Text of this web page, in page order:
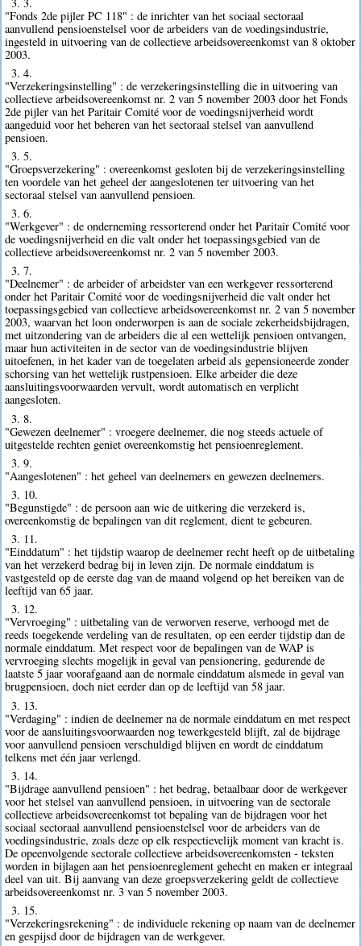
"Fonds 2de pijler PC 118" : de inrichter van het sociaal sectoraal
aanvullend pensioenstelsel voor de arbeiders van de voedingsindustrie,
ingesteld in uitvoering van de collectieve arbeidsovereenkomst van 8 oktober
2003.
3. 4.
"Verzekeringsinstelling" : de verzekeringsinstelling die in uitvoering van
collectieve arbeidsovereenkomst nr. 2 van 5 november 2003 door het Fonds
2de pijler van het Paritair Comité voor de voedingsnijverheid wordt
aangeduid voor het beheren van het sectoraal stelsel van aanvullend
pensioen.
3. 5.
"Groepsverzekering" : overeenkomst gesloten bij de verzekeringsinstelling
ten voordele van het geheel der aangeslotenen ter uitvoering van het
sectoraal stelsel van aanvullend pensioen.
3. 6.
"Werkgever" : de onderneming ressorterend onder het Paritair Comité voor
de voedingsnijverheid en die valt onder het toepassingsgebied van de
collectieve arbeidsovereenkomst nr. 2 van 5 november 2003.
3. 7.
"Deelnemer" : de arbeider of arbeidster van een werkgever ressorterend
onder het Paritair Comité voor de voedingsnijverheid die valt onder het
toepassingsgebied van collectieve arbeidsovereenkomst nr. 2 van 5 november
2003, waarvan het loon onderworpen is aan de sociale zekerheidsbijdragen,
met uitzondering van de arbeiders die al een wettelijk pensioen ontvangen,
maar hun activiteiten in de sector van de voedingsindustrie blijven
uitoefenen, in het kader van de toegelaten arbeid als gepensioneerde zonder
schorsing van het wettelijk rustpensioen. Elke arbeider die deze
aansluitingsvoorwaarden vervult, wordt automatisch en verplicht
aangesloten.
3. 8.
"Gewezen deelnemer" : vroegere deelnemer, die nog steeds actuele of
uitgestelde rechten geniet overeenkomstig het pensioenreglement.
3. 9.
"Aangeslotenen" : het geheel van deelnemers en gewezen deelnemers.
3. 10.
"Begunstigde" : de persoon aan wie de uitkering die verzekerd is,
overeenkomstig de bepalingen van dit reglement, dient te gebeuren.
3. 11.
"Einddatum" : het tijdstip waarop de deelnemer recht heeft op de uitbetaling
van het verzekerd bedrag bij in leven zijn. De normale einddatum is
vastgesteld op de eerste dag van de maand volgend op het bereiken van de
leeftijd van 65 jaar.
3. 12.
"Vervroeging" : uitbetaling van de verworven reserve, verhoogd met de
reeds toegekende verdeling van de resultaten, op een eerder tijdstip dan de
normale einddatum. Met respect voor de bepalingen van de WAP is
vervroeging slechts mogelijk in geval van pensionering, gedurende de
laatste 5 jaar voorafgaand aan de normale einddatum alsmede in geval van
brugpensioen, doch niet eerder dan op de leeftijd van 58 jaar.
3. 13.
"Verdaging" : indien de deelnemer na de normale einddatum en met respect
voor de aansluitingsvoorwaarden nog tewerkgesteld blijft, zal de bijdrage
voor aanvullend pensioen verschuldigd blijven en wordt de einddatum
telkens met één jaar verlengd.
3. 14.
"Bijdrage aanvullend pensioen" : het bedrag, betaalbaar door de werkgever
voor het stelsel van aanvullend pensioen, in uitvoering van de sectorale
collectieve arbeidsovereenkomst tot bepaling van de bijdragen voor het
sociaal sectoraal aanvullend pensioenstelsel voor de arbeiders van de
voedingsindustrie, zoals deze op elk respectievelijk moment van kracht is.
De opeenvolgende sectorale collectieve arbeidsovereenkomsten - teksten
worden in bijlagen aan het pensioenreglement gehecht en maken er integraal
deel van uit. Bij aanvang van deze groepsverzekering geldt de collectieve
arbeidsovereenkomst nr. 3 van 5 november 2003.
3. 15.
"Verzekeringsrekening" : de individuele rekening op naam van de deelnemer
en gespijsd door de bijdragen van de werkgever.